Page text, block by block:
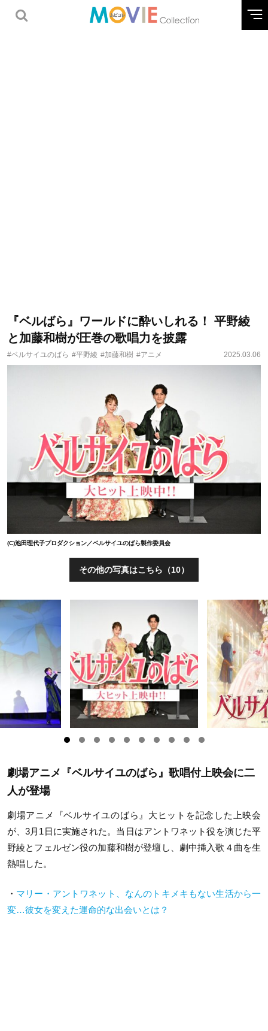
『ベルばら』ワールドに酔いしれる！ 平野綾
と加藤和樹が圧巻の歌唱力を披露
#ベルサイユのばら #平野綾 #加藤和樹 #アニメ 2025.03.06
(C)池田理代子プロダクション／ベルサイユのばら製作委員会
その他の写真はこちら（10）
劇場アニメ『ベルサイユのばら』歌唱付上映会に二
人が登場
劇場アニメ『ベルサイユのばら』大ヒットを記念した上映会
が、3月1日に実施された。当日はアントワネット役を演じた平
野綾とフェルゼン役の加藤和樹が登壇し、劇中挿入歌４曲を生
熱唱した。
・ マリー・アントワネット、なんのトキメキもない生活から一
変…彼女を変えた運命的な出会いとは？